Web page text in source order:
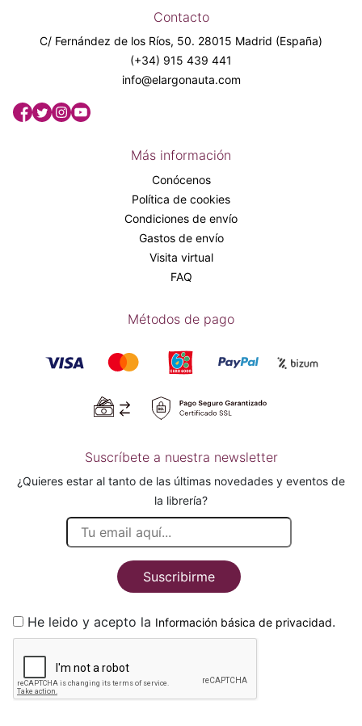
Contacto
C/ Fernández de los Ríos, 50. 28015 Madrid (España)
(+34) 915 439 441
info@elargonauta.com
Más información
Conócenos
Política de cookies
Condiciones de envío
Gastos de envío
Visita virtual
FAQ
Métodos de pago
Suscríbete a nuestra newsletter
¿Quieres estar al tanto de las últimas novedades y eventos de
la librería?
Suscribirme
He leido y acepto la Información básica de privacidad.